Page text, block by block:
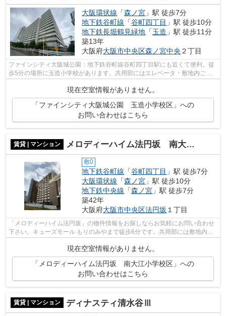
大阪環状線 「森ノ宮 」駅 徒歩7分
地下鉄谷町線 「谷町四丁目 」駅 徒歩10分
地下鉄長堀鶴見緑地 「玉造 」駅 徒歩11分
築13年
大阪府大阪市中央区森ノ宮中央 ２丁目
ファインシティ大阪城公園：地下鉄谷町線谷町四丁目駅にも近くて便利。徒
歩5分の場所に玉造小学校があります。共用部にはエレベータ・敷地内ごみ
現在空室情報がありません。
「ファインシティ大阪城公園 玉造小学校区」への
お問い合わせはこちら
賃貸 | マンション メロディーハイム法円坂 南大江小学校区
敷0
地下鉄谷町線 「谷町四丁目 」駅 徒歩7分
大阪環状線 「森ノ宮 」駅 徒歩10分
地下鉄中央線 「森ノ宮 」駅 徒歩7分
築42年
大阪府大阪市中央区法円坂 １丁目
「メロディーハイム法円坂」の物件情報をお探しならお気軽にお問い合わせ
下さい。キューズモール もりのみやまで徒歩6分です。共用部には敷地内ご
み置き場・エレベータなど様々な設備...
現在空室情報がありません。
「メロディーハイム法円坂 南大江小学校区」への
お問い合わせはこちら
賃貸 | マンション ディナスティ清水谷Ⅲ